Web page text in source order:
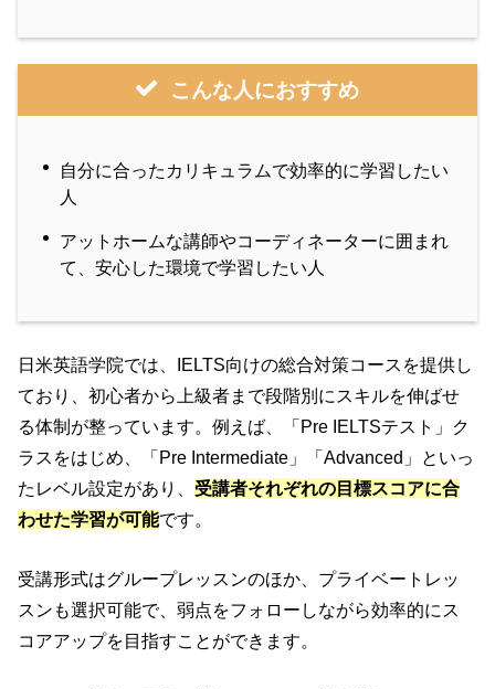
こんな人におすすめ
自分に合ったカリキュラムで効率的に学習したい
人
アットホームな講師やコーディネーターに囲まれ
て、安心した環境で学習したい人
日米英語学院では、IELTS向けの総合対策コースを提供し
ており、初心者から上級者まで段階別にスキルを伸ばせ
る体制が整っています。例えば、「Pre IELTSテスト」ク
ラスをはじめ、「Pre Intermediate」「Advanced」といっ
たレベル設定があり、 受講者それぞれの目標スコアに合
わせた学習が可能です。
受講形式はグループレッスンのほか、プライベートレッ
スンも選択可能で、弱点をフォローしながら効率的にス
コアアップを目指すことができます。